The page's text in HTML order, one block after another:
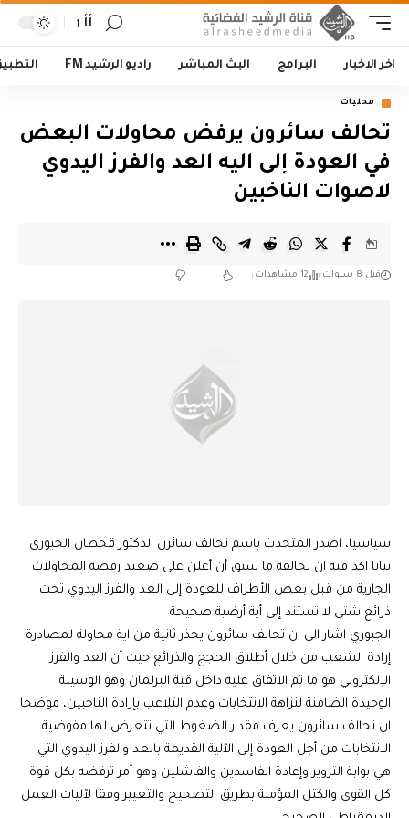
أأ
اخر الاخبار البرامج البث المباشر راديو الرشيد FM
محليات
تحالف سائرون يرفض محاولات البعض
في العودة إلى اليه العد والفرز اليدوي
لاصوات الناخبين
قبل 8 سنوات 12 مشاهدات
سياسيا، اصدر المتحدث باسم تحالف سائرن الدكتور قحطان الجبوري
بيانا اكد فيه ان تحالفه ما سبق أن أعلن على صعيد رفضه المحاولات
الجارية من قبل بعض الأطراف للعودة إلى العد والفرز اليدوي تحت
ذرائع شتى لا تستند إلى أية أرضية صحيحة
الجبوري اشار الى ان تحالف سائرون يحذر ثانية من اية محاولة لمصادرة
إرادة الشعب من خلال أطلاق الحجج والذرائع حيث أن العد والفرز
الإلكتروني هو ما تم الاتفاق عليه داخل قبة البرلمان وهو الوسيلة
الوحيدة الضامنة لنزاهة الانتخابات وعدم التلاعب بإرادة الناخبين، موضحا
ان تحالف سائرون يعرف مقدار الضغوط التي تتعرض لها مفوضية
الانتخابات من أجل العودة إلى الآلية القديمة بالعد والفرز اليدوي التي
هي بوابة التزوير وإعادة الفاسدين والفاشلين وهو أمر ترفضه بكل قوة
كل القوى والكتل المؤمنة بطريق التصحيح والتغيير وفقا لآليات العمل